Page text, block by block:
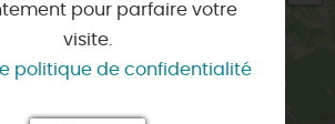
Itinéraire vers
pour parfaire votre
visite.
politique de confidentialité